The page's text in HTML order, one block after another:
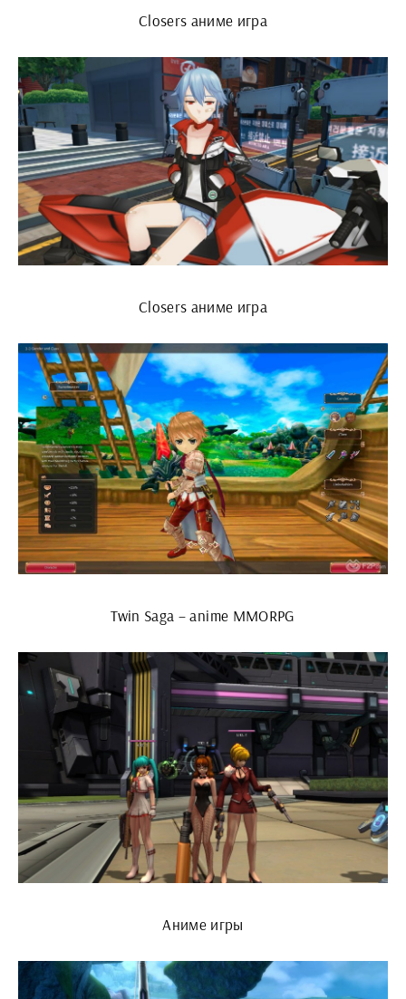
Closers аниме игра
Closers аниме игра
Twin Saga – anime MMORPG
Аниме игры